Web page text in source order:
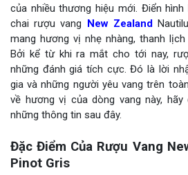
của nhiều thương hiệu mới. Điển hình
chai rượu vang New Zealand
mang hương vị nhẹ nhàng, thanh
Bởi kể từ khi ra mắt cho tới nay,
những đánh giá tích cực. Đó là lời
gia và những người yêu vang trên
về hương vị của dòng vang này,
những thông tin sau đây.
Đặc Điểm Của Rượu Vang
Pinot Gris